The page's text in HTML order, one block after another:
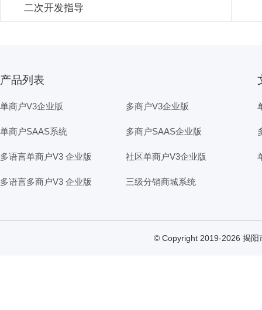
二次开发指导
产品列表
单商户V3企业版 多商户V3企业版
单商户SAAS系统 多商户SAAS企业版
多语言单商户V3 企业版 社区单商户V3企业版
多语言多商户V3 企业版 三级分销商城系统
© Copyright 2019-2026 揭阳